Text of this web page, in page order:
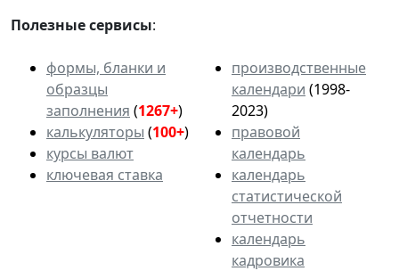
Полезные сервисы:
формы, бланки и
образцы
заполнения (1267+)
калькуляторы (100+)
курсы валют
ключевая ставка
производственные
календари (1998-
2023)
правовой
календарь
календарь
статистической
отчетности
календарь
кадровика